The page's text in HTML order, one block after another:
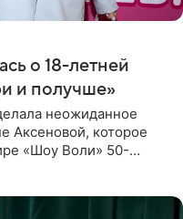
о 18-летней
и получше»
неожиданное
Аксеновой, которое
«Шоу Воли» 50-